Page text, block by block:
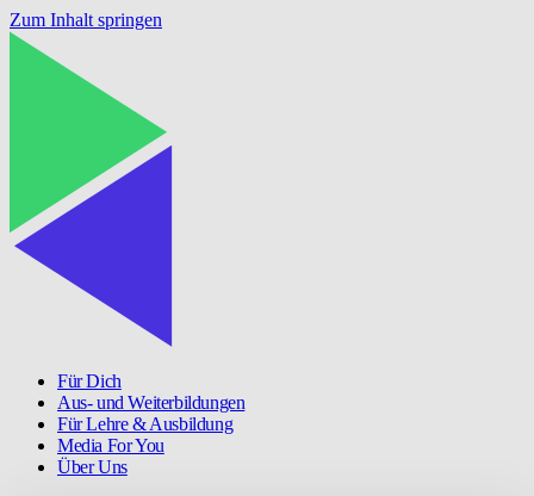
Zum Inhalt springen
Für Dich
Aus- und Weiterbildungen
Für Lehre & Ausbildung
Media For You
Über Uns